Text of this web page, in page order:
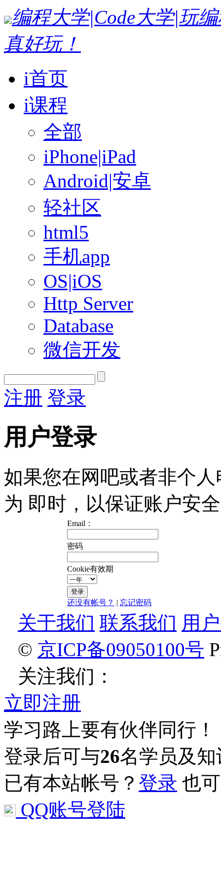
编程大学|Code大学|玩
真好玩！
i首页
i课程
全部
iPhone|iPad
Android|安卓
轻社区
html5
手机app
OS|iOS
Http Server
Database
微信开发
注册 登录
用户登录
如果您在网吧或者非个
为 即时，以保证账户安全
Email：
密码
Cookie有效期
登录
还没有帐号？ | 忘记密码
关于我们 联系我们 用
© 京ICP备09050100号
关注我们：
立即注册
学习路上要有伙伴同行！
登录后可与26名学员及
已有本站帐号？ 登录 也
QQ账号登陆